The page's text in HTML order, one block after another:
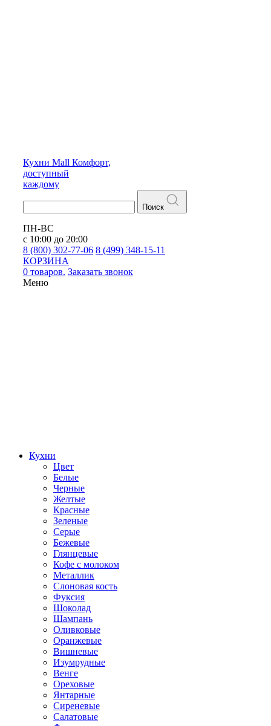
Кухни Mall Комфорт,
доступный
каждому
Поиск
ПН-ВС
с 10:00 до 20:00
8 (800) 302-77-06 8 (499) 348-15-11
КОРЗИНА
0 товаров. Заказать звонок
Меню
Кухни
Цвет
Белые
Черные
Желтые
Красные
Зеленые
Серые
Бежевые
Глянцевые
Кофе с молоком
Металлик
Слоновая кость
Фуксия
Шоколад
Шампань
Оливковые
Оранжевые
Вишневые
Изумрудные
Венге
Ореховые
Янтарные
Сиреневые
Салатовые